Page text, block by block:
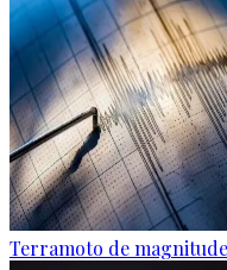
Terramoto de